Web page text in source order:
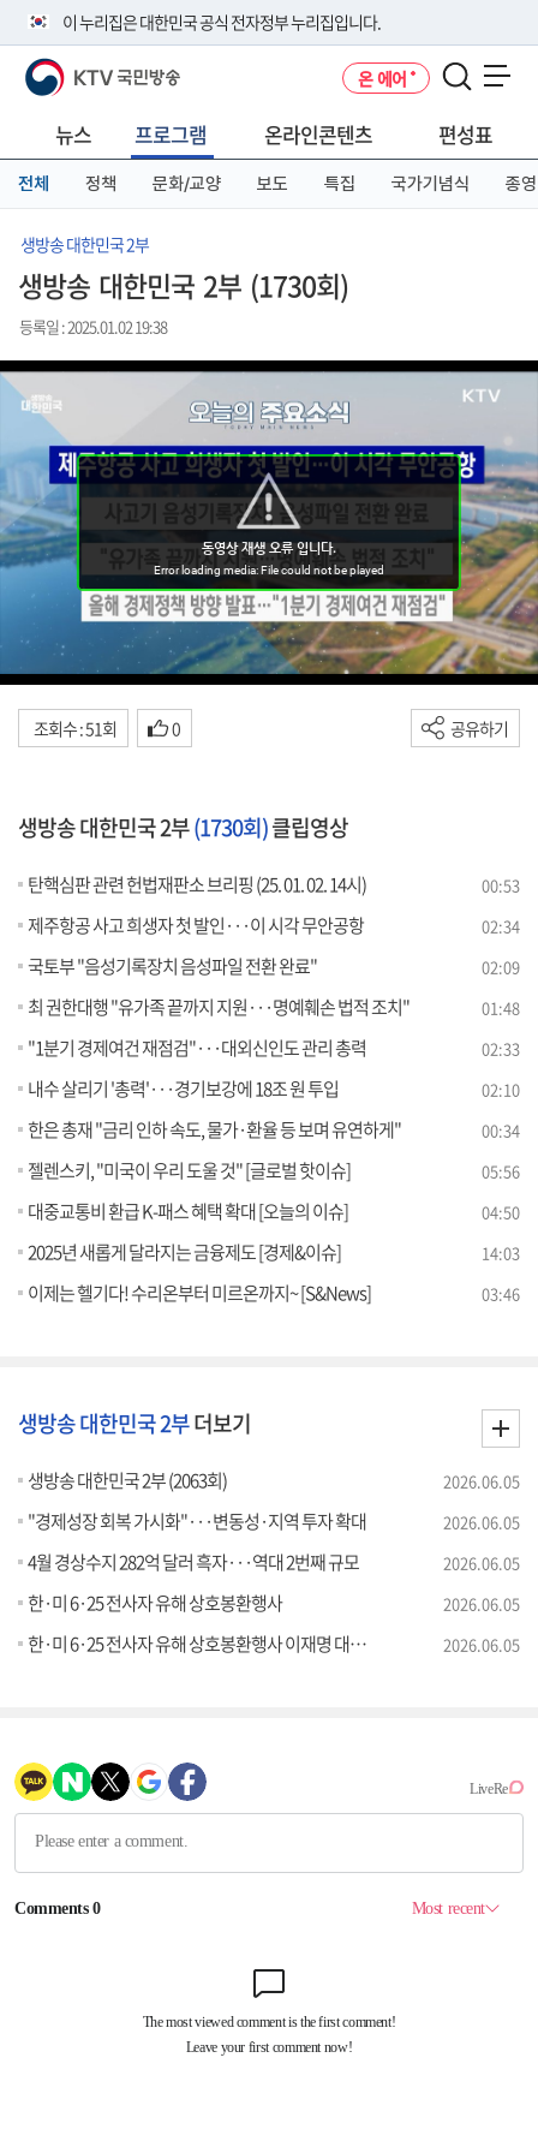
이 누리집은 대한민국 공식 전자정부 누리집입니다.
공식 누리집 주소 확인하기
니다.
이밖에 or.kr 또는 .kr등 다른 도메인 주소를 사용하고 있다면 아래 URL에
서 도메인 주소를 확인해 보세요
KTV 국민방송 온 에어
뉴스 프로그램 온라인콘텐츠 편성표
전체 정책 문화/교양 보도 특집 국가기념식 종영
생방송 대한민국 2부
생방송 대한민국 2부 (1730회)
등록일 : 2025.01.02 19:38
조회수 : 51회 0 공유하기
생방송 대한민국 2부(1730회)클립영상
탄핵심판 관련 헌법재판소 브리핑 (25. 01. 02. 14시) 00:53
제주항공 사고 희생자 첫 발인···이 시각 무안공항 02:34
국토부 "음성기록장치 음성파일 전환 완료" 02:09
최 권한대행 "유가족 끝까지 지원···명예훼손 법적 조치" 01:48
"1분기 경제여건 재점검"···대외신인도 관리 총력 02:33
내수 살리기 '총력'···경기보강에 18조 원 투입 02:10
한은 총재 "금리 인하 속도, 물가·환율 등 보며 유연하게" 00:34
젤렌스키, "미국이 우리 도울 것" [글로벌 핫이슈] 05:56
대중교통비 환급 K-패스 혜택 확대 [오늘의 이슈] 04:50
2025년 새롭게 달라지는 금융제도 [경제&이슈] 14:03
이제는 헬기다! 수리온부터 미르온까지~ [S&News] 03:46
생방송 대한민국 2부더보기
생방송 대한민국 2부 (2063회) 2026.06.05
"경제성장 회복 가시화"···변동성·지역 투자 확대 2026.06.05
4월 경상수지 282억 달러 흑자···역대 2번째 규모 2026.06.05
한·미 6·25 전사자 유해 상호봉환행사 2026.06.05
한·미 6·25 전사자 유해 상호봉환행사 이재명 대통령 추모사 2026.06.05